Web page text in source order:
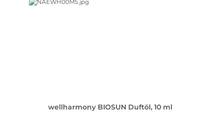
wellharmony BIOSUN Duftöl, 10 ml